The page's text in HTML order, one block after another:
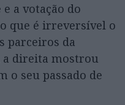
a votação do
que é irreversível o
parceiros da
a direita mostrou
o seu passado de